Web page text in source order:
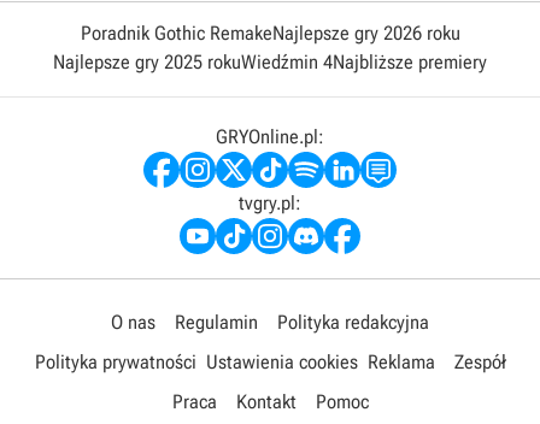
Poradnik Gothic RemakeNajlepsze gry 2026 roku
Najlepsze gry 2025 rokuWiedźmin 4Najbliższe premiery
GRYOnline.pl:
tvgry.pl:
O nas Regulamin
Polityka redakcyjna
Polityka prywatności Ustawienia cookies Reklama
Zespół
Praca
Kontakt Pomoc